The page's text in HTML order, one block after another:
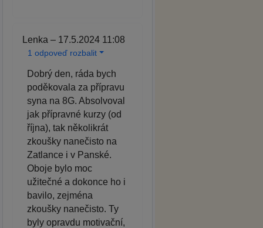
Lenka – 17.5.2024 11:08
1 odpoveď rozbalit
Dobrý den, ráda bych
poděkovala za přípravu
syna na 8G. Absolvoval
jak přípravné kurzy (od
října), tak několikrát
zkoušky nanečisto na
Zatlance i v Panské.
Oboje bylo moc
užitečné a dokonce ho i
bavilo, zejména
zkoušky nanečisto. Ty
byly opravdu motivační,